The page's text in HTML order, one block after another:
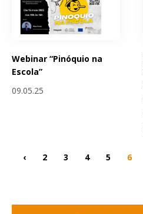
Webinar “Pinóquio na
Escola”
09.05.25
‹ 2 3 4 5 6